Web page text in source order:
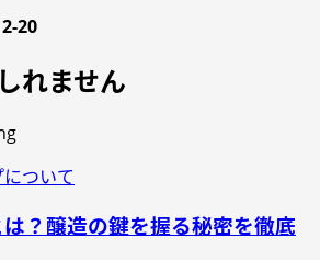
20
れません
ついて
？醸造の鍵を握る秘密を徹底